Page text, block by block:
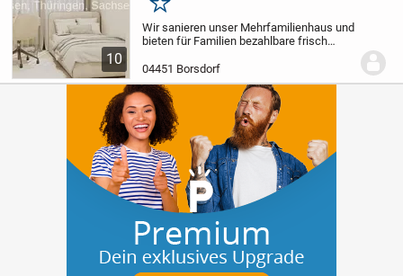
10
Merken
Wir sanieren unser Mehrfamilienhaus und
bieten für Familien bezahlbare frisch
Raumwohnungen an, meistens mit
Balkon oder Loggia.Bitte melden Sie sich
bei Interesse...
04451 Borsdorf